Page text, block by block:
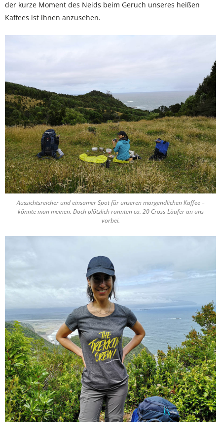
der kurze Moment des Neids beim Geruch unseres heißen
Kaffees ist ihnen anzusehen.
Aussichtsreicher und einsamer Spot für unseren morgendlichen Kaffee –
könnte man meinen. Doch plötzlich rannten ca. 20 Cross-Läufer an uns
vorbei.